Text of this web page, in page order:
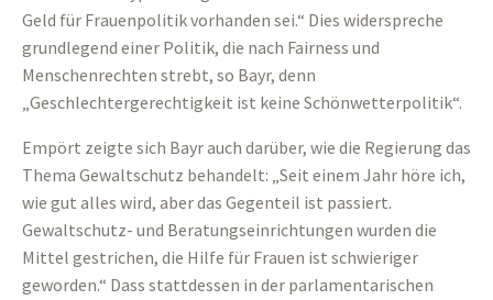
Geld für Frauenpolitik vorhanden sei.“ Dies widerspreche
grundlegend einer Politik, die nach Fairness und
Menschenrechten strebt, so Bayr, denn
„Geschlechtergerechtigkeit ist keine Schönwetterpolitik“.
Empört zeigte sich Bayr auch darüber, wie die Regierung das
Thema Gewaltschutz behandelt: „Seit einem Jahr höre ich,
wie gut alles wird, aber das Gegenteil ist passiert.
Gewaltschutz- und Beratungseinrichtungen wurden die
Mittel gestrichen, die Hilfe für Frauen ist schwieriger
geworden.“ Dass stattdessen in der parlamentarischen